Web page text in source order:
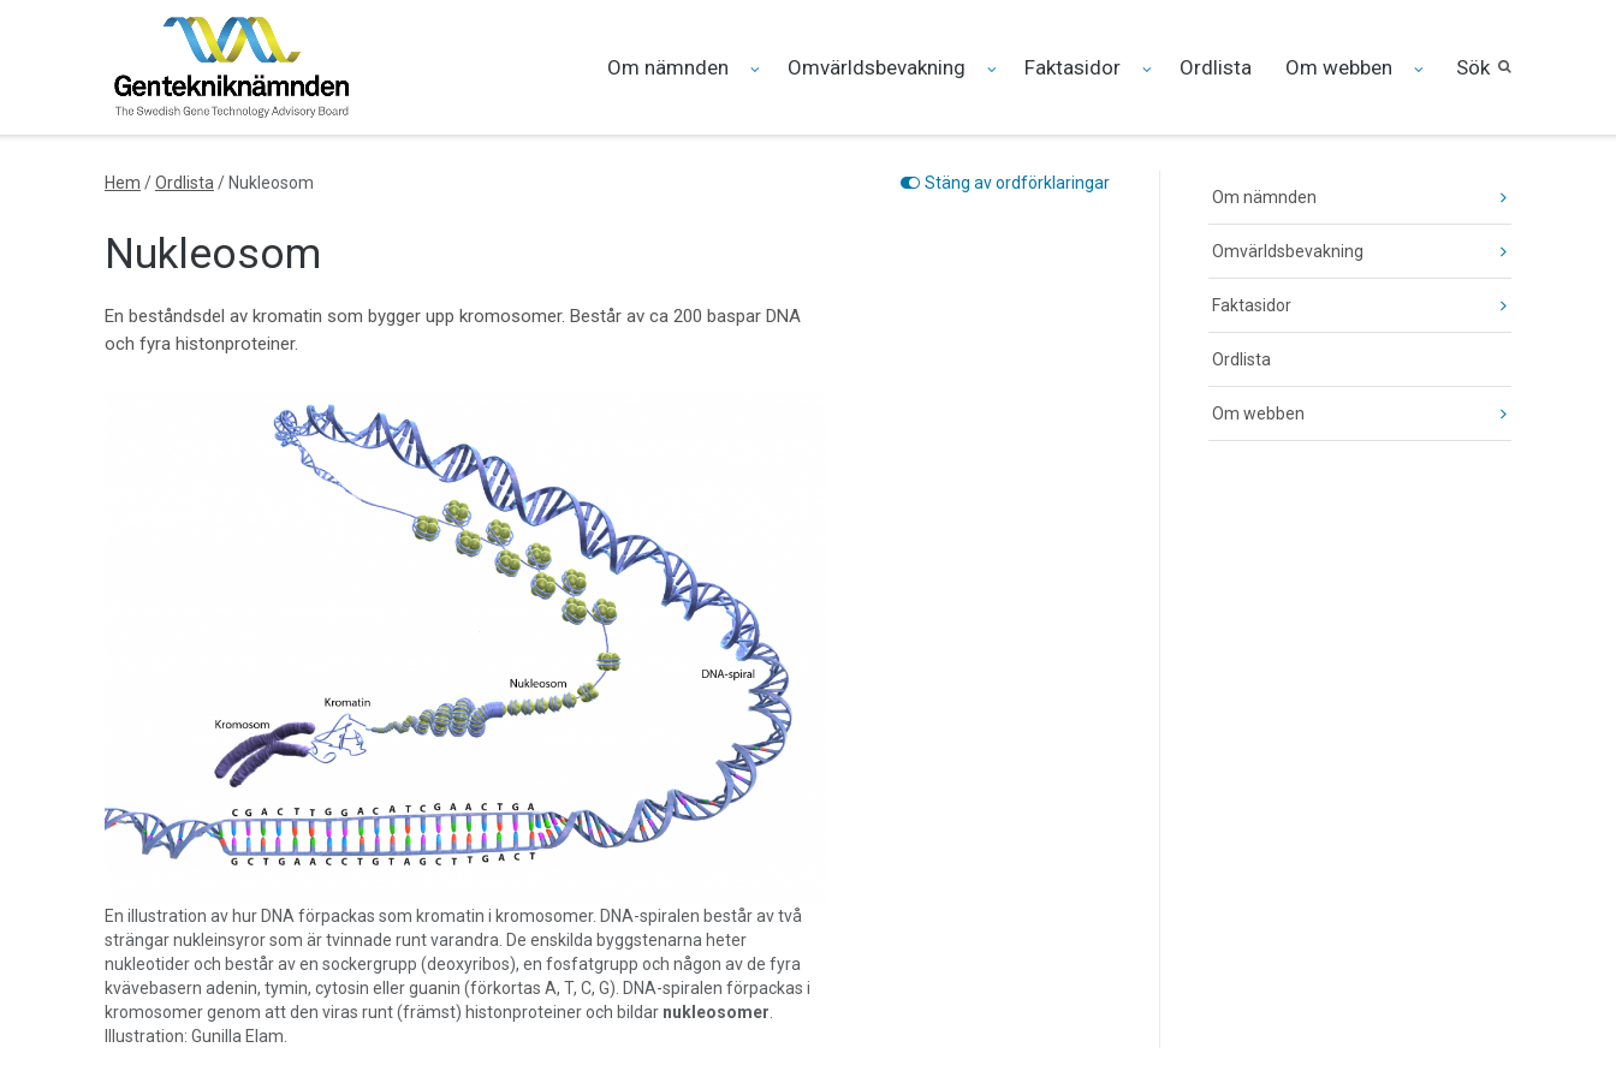
Om nämnden Omvärldsbevakning Faktasidor Ordlista Om webben Sök
Hem /Ordlista / Nukleosom Stäng av ordförklaringar
Nukleosom
En beståndsdel av kromatin som bygger upp kromosomer. Består av ca 200 baspar DNA
och fyra histonproteiner.
En illustration av hur DNA förpackas som kromatin i kromosomer. DNA-spiralen består av två
strängar nukleinsyror som är tvinnade runt varandra. De enskilda byggstenarna heter
nukleotider och består av en sockergrupp (deoxyribos), en fosfatgrupp och någon av de fyra
kvävebasern adenin, tymin, cytosin eller guanin (förkortas A, T, C, G). DNA-spiralen förpackas i
kromosomer genom att den viras runt (främst) histonproteiner och bildar nukleosomer
Illustration: Gunilla Elam.
Om nämnden
Omvärldsbevakning
Faktasidor
Ordlista
Om webben